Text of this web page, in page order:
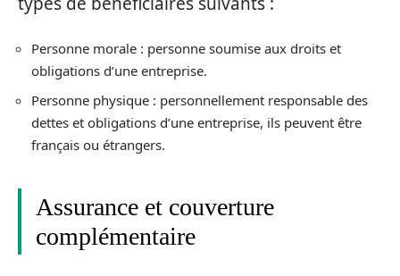
Personne morale : personne soumise aux droits et
obligations d’une entreprise.
Personne physique : personnellement responsable des
dettes et obligations d’une entreprise, ils peuvent être
français ou étrangers.
Assurance et couverture
complémentaire